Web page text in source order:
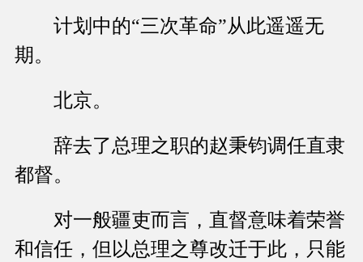
计划中的“三次革命”从此遥遥无
期。
北京。
辞去了总理之职的赵秉钧调任直隶
都督。
对一般疆吏而言，直督意味着荣誉
和信任，但以总理之尊改迁于此，只能